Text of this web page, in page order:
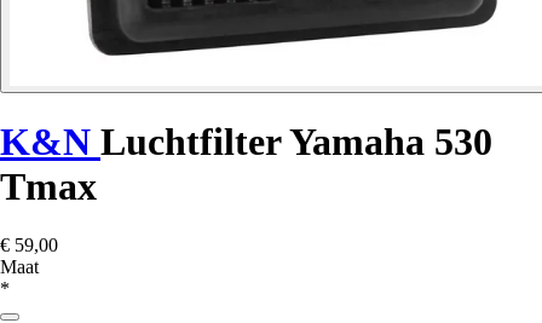
K&N Luchtfilter Yamaha 530
Tmax
€ 59,00
Maat
*